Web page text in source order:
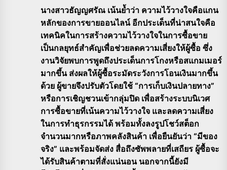
นางสาวธัญญศรัณ เน้นย้ำว่า ความไว้วางใจคือแกน
หลักของการขายออนไลน์ อีกประเด็นที่น่าสนใจคือ
เทคนิคในการสร้างความไว้วางใจในการซื้อขาย
เป็นกลยุทธ์สำคัญเพื่อช่วยลดความเสี่ยงให้ผู้ซื้อ ซึ่ง
งานวิจัยพบการพูดถึงประเด็นการโกงหรือสแกมเมอร์
มากขึ้น ส่งผลให้ผู้ซื้อระมัดระวังการโอนเงินมากขึ้น
ด้วย ผู้ขายจึงปรับตัวโดยใช้ “การเก็บเงินปลายทาง”
หรือการเชิญชวนเข้ากลุ่มปิด เพื่อสร้างระบบนิเวศ
การซื้อขายที่เน้นความไว้วางใจ และลดความเสี่ยง
ในการทำธุรกรรมได้ พร้อมทั้งลงรูปโชว์สต็อก
จำนวนมากหรือภาพคลังสินค้า เพื่อยืนยันว่า “มีของ
จริง” และพร้อมจัดส่ง สื่อถึงซัพพลายที่เสถียร ผู้ซื้อจะ
ได้รับสินค้าตามที่สั่งแน่นอน นอกจากนี้ยังมี